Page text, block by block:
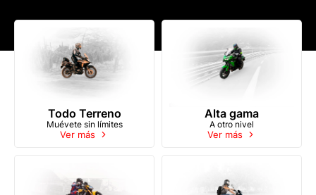
Todo Terreno
Muévete sin límites
Ver más
Alta gama
A otro nivel
Ver más